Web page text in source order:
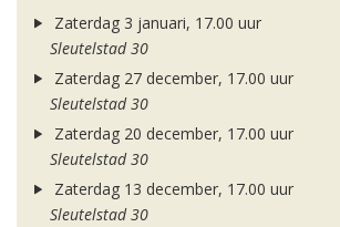
Zaterdag 3 januari, 17.00 uur
Sleutelstad 30
Zaterdag 27 december, 17.00 uur
Sleutelstad 30
Zaterdag 20 december, 17.00 uur
Sleutelstad 30
Zaterdag 13 december, 17.00 uur
Sleutelstad 30